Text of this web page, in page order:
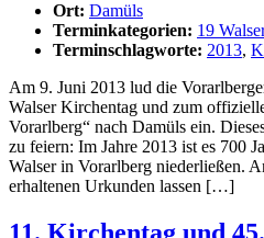
Ort: Damüls
Terminkategorien: 19
Terminschlagworte: 2013,
Am 9. Juni 2013 lud die
Walser Kirchentag und zum
Vorarlberg“ nach Damüls ein.
zu feiern: Im Jahre 2013 ist es 700
Walser in Vorarlberg niederließen.
erhaltenen Urkunden lassen […]